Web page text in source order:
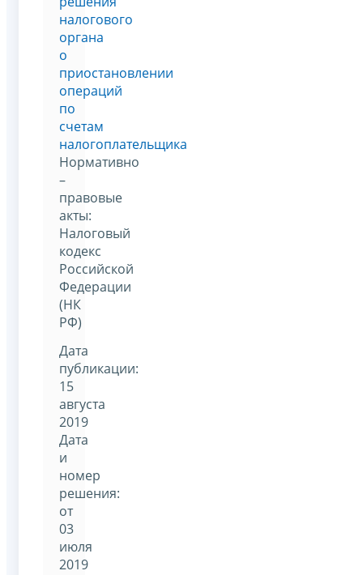
налогового
органа
о
приостановлении
операций
по
счетам
налогоплательщика
Нормативно
–
правовые
акты:
Налоговый
кодекс
Российской
Федерации
(НК
РФ)
Дата
публикации:
15
августа
2019
Дата
и
номер
решения:
от
03
июля
2019